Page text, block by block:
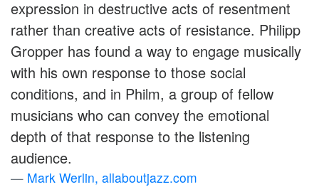
expression in destructive acts of resentment
rather than creative acts of resistance. Philipp
Gropper has found a way to engage musically
with his own response to those social
conditions, and in Philm, a group of fellow
musicians who can convey the emotional
depth of that response to the listening
audience.
Mark Werlin, allaboutjazz.com